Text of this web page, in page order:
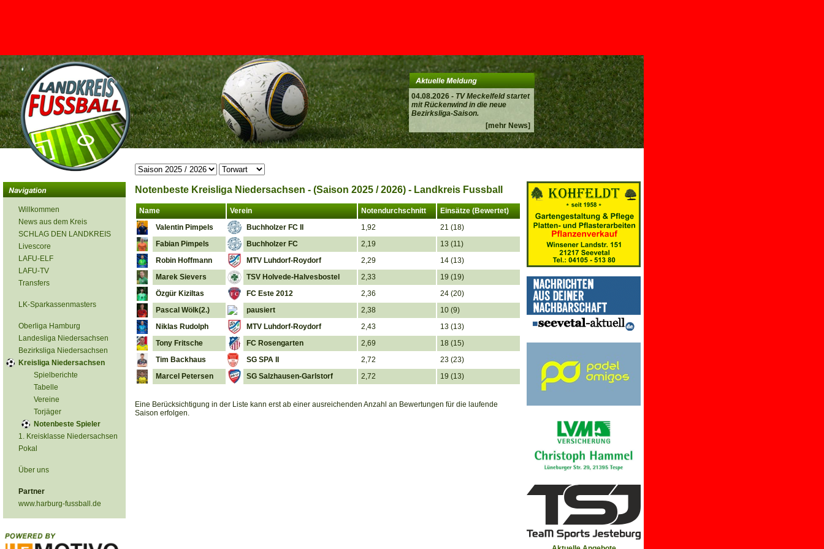
04.08.2026 - TV Meckelfeld startet
mit Rückenwind in die neue
Bezirksliga-Saison.
[mehr News]
<
Willkommen
News aus dem Kreis
SCHLAG DEN LANDKREIS
Livescore
LAFU-ELF
LAFU-TV
Transfers
LK-Sparkassenmasters
Oberliga Hamburg
Landesliga Niedersachsen
Bezirksliga Niedersachsen
Kreisliga Niedersachsen
Spielberichte
Tabelle
Vereine
Torjäger
Notenbeste Spieler
1. Kreisklasse Niedersachsen
Pokal
Über uns
Partner
www.harburg-fussball.de
Notenbeste Kreisliga Niedersachsen - (Saison 2025 / 2026) - Landkreis Fussball
Name Verein Notendurchschnitt
Einsätze (Bewertet)
Valentin Pimpels
Buchholzer FC II 1,92
21 (18)
Fabian Pimpels
Buchholzer FC 2,19
13 (11)
Robin Hoffmann
MTV Luhdorf-Roydorf 2,29
14 (13)
Marek Sievers
TSV Holvede-Halvesbostel 2,33
19 (19)
Özgür Kiziltas
FC Este 2012 2,36
24 (20)
Pascal Wölk(2.)
pausiert 2,38
10 (9)
Niklas Rudolph
MTV Luhdorf-Roydorf 2,43
13 (13)
Tony Fritsche
FC Rosengarten 2,69
18 (15)
Tim Backhaus
SG SPA II 2,72
23 (23)
Marcel Petersen
SG Salzhausen-Garlstorf 2,72 19 (13)
Eine Berücksichtigung in der Liste kann erst ab einer ausreichenden Anzahl an Bewertungen für die laufende
Saison erfolgen.